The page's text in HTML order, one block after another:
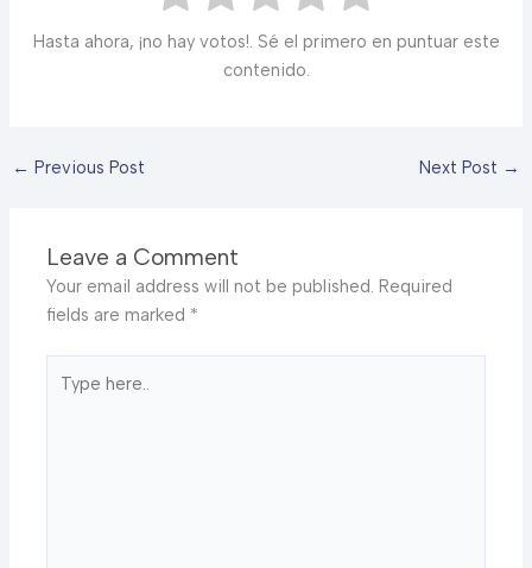
Hasta ahora, ¡no hay votos!. Sé el primero en puntuar este
contenido.
← Previous Post Next Post →
Leave a Comment
Your email address will not be published. Required
fields are marked *
here..